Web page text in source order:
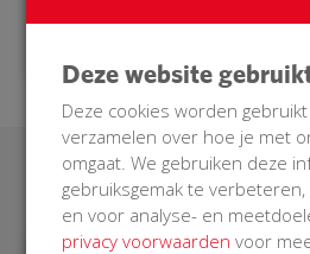
Laatste
Deze website
Deze cookies worden
verzamelen over hoe je met
omgaat. We gebruiken deze
gebruiksgemak te
en voor analyse- en
privacy voorwaarden voor